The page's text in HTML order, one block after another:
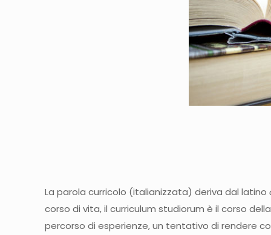
La parola curricolo (italianizzata) deriva dal latino
corso di vita, il curriculum studiorum è il corso
percorso di esperienze, un tentativo di rendere